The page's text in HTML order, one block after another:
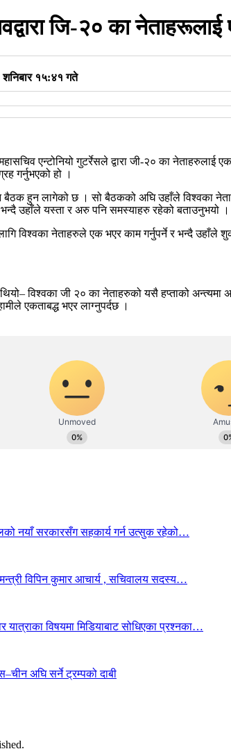
जि-२० का
१५:४१ गते
एन्टोनियो गुटर्रेसले द्वारा जी-२० का नेताहरुलाई
गर्नुभएको हो ।
हुन लागेको छ । सो बैठकको अघि उहाँले विश्वका
उहाँले यस्ता र अरु पनि समस्याहरु रहेको बताउनुभयो ।
विश्वका नेताहरुले एक भएर काम गर्नुपर्ने र भन्दै उहाँले
विश्वका जी २० का नेताहरुको यसै हप्ताको अन्त्यमा
एकताबद्ध भएर लाग्नुपर्दछ ।
नयाँ सरकारसँग सहकार्य गर्न उत्सुक रहेको…
विपिन कुमार आचार्य , सचिवालय सदस्य…
विषयमा मिडियाबाट सोधिएका प्रश्नका…
अघि सर्ने ट्रम्पको दाबी